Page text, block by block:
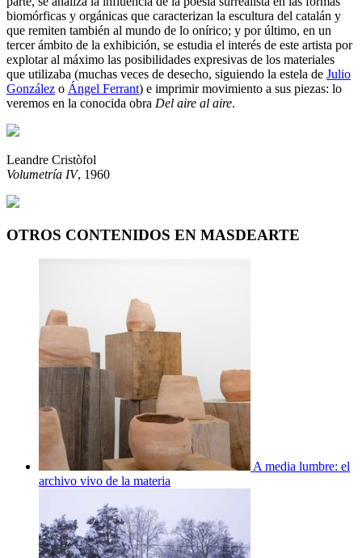
biomórficas y orgánicas que caracterizan la escultura del catalán y
que remiten también al mundo de lo onírico; y por último, en un
tercer ámbito de la exhibición, se estudia el interés de este artista por
explotar al máximo las posibilidades expresivas de los materiales
que utilizaba (muchas veces de desecho, siguiendo la estela de Julio
González o Ángel Ferrant) e imprimir movimiento a sus piezas: lo
veremos en la conocida obra Del aire al aire.
Leandre Cristòfol
Volumetría IV, 1960
OTROS CONTENIDOS EN MASDEARTE
A media lumbre: el
archivo vivo de la materia